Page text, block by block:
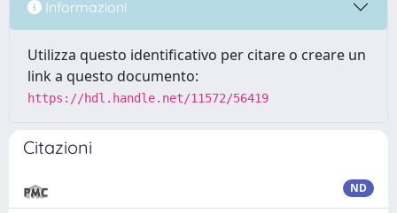
Informazioni
Utilizza questo identificativo per citare o creare un
link a questo documento:
https://hdl.handle.net/11572/56419
Citazioni
ND